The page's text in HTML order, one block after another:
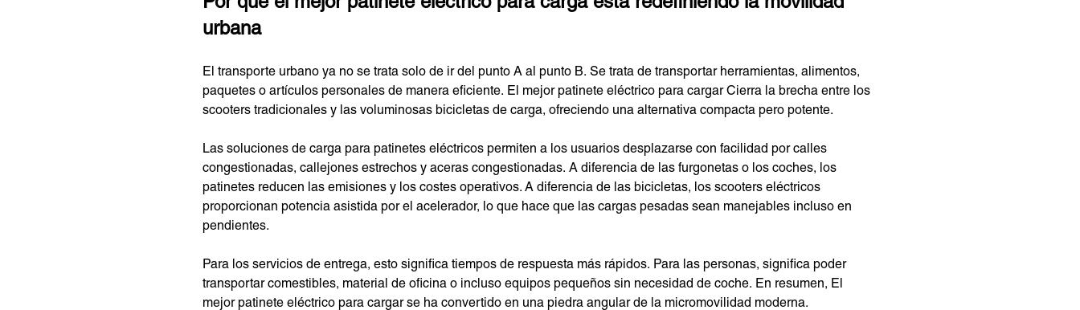
urbana
El transporte urbano ya no se trata solo de ir del punto A al punto B. Se trata de transportar herramientas, alimentos,
paquetes o artículos personales de manera eficiente. El mejor patinete eléctrico para cargar Cierra la brecha entre los
scooters tradicionales y las voluminosas bicicletas de carga, ofreciendo una alternativa compacta pero potente.
Las soluciones de carga para patinetes eléctricos permiten a los usuarios desplazarse con facilidad por calles
congestionadas, callejones estrechos y aceras congestionadas. A diferencia de las furgonetas o los coches, los
patinetes reducen las emisiones y los costes operativos. A diferencia de las bicicletas, los scooters eléctricos
proporcionan potencia asistida por el acelerador, lo que hace que las cargas pesadas sean manejables incluso en
pendientes.
Para los servicios de entrega, esto significa tiempos de respuesta más rápidos. Para las personas, significa poder
transportar comestibles, material de oficina o incluso equipos pequeños sin necesidad de coche. En resumen, El
mejor patinete eléctrico para cargar se ha convertido en una piedra angular de la micromovilidad moderna.